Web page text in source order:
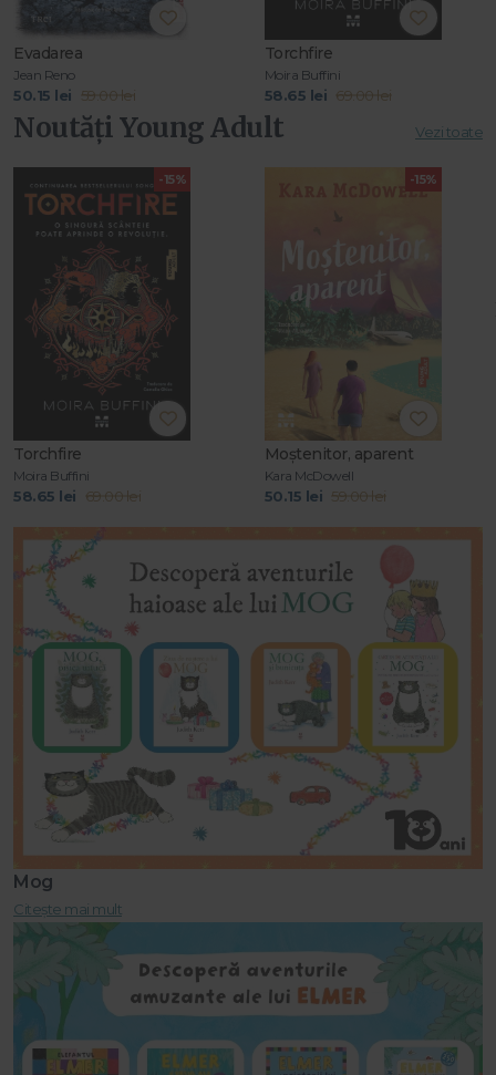
Evadarea
Jean Reno
50.15 lei 59.00 lei
Torchfire
Moira Buffini
58.65 lei 69.00 lei
Noutăți Young Adult Vezi toate
-15%
Torchfire
Moira Buffini
58.65 lei 69.00 lei
-15%
Moștenitor, aparent
Kara McDowell
50.15 lei 59.00 lei
Mog
Citește mai mult